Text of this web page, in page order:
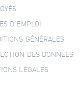
D’EMPLOI
GÉNÉRALES
DES DONNÉES
LÉGALES